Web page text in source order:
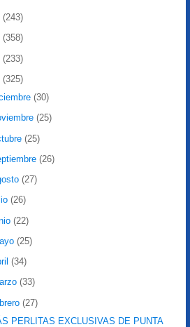
(243)
(358)
(233)
(325)
(30)
(25)
(25)
(26)
(27)
(26)
(22)
(25)
(34)
(33)
(27)
PERLITAS EXCLUSIVAS DE PUNTA